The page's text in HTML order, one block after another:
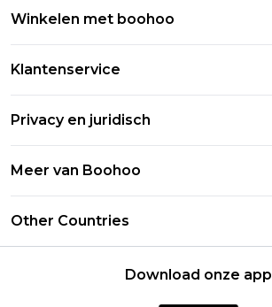
Winkelen met boohoo
Studentenkorting - Student Beans
Studentenkorting - UNiDAYS
Boohoo App
Maatgids
Klantenservice
Leveringsinformatie
Retourinformatie
Neem contact met ons op
Privacy en juridisch
Over cookies
Gebruiksvoorwaarden
Meer van Boohoo
Other Countries
Download onze app